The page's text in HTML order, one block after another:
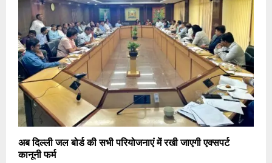
अब दिल्ली जल बोर्ड की सभी परियोजनाएं में रखी जाएगी एक्सपर्ट
कानूनी फर्म